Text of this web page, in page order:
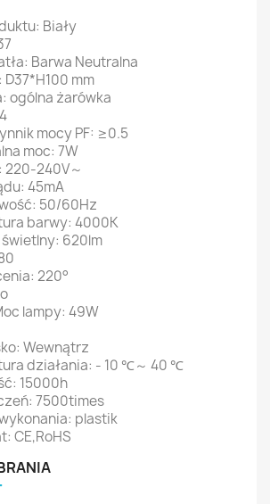
Biały
Barwa Neutralna
mm
ogólna żarówka
mocy PF: ≥0.5
moc: 7W
240V～
45mA
50/60Hz
barwy: 4000K
620lm
220°
lampy: 49W
Wewnątrz
działania: - 10 ℃～ 40 ℃
15000h
7500times
plastik
CE,RoHS